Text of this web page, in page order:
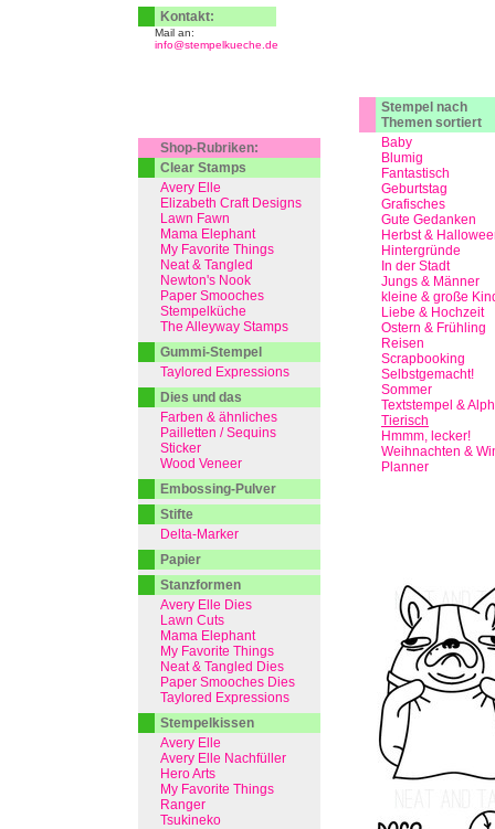
Stempel nach
Themen sortiert
Baby
Blumig
Fantastisch
Geburtstag
Grafisches
Gute Gedanken
Herbst &
Hintergründe
In der Stadt
Jungs & Männer
kleine & große
Liebe & Hochzeit
Ostern & Frühling
Reisen
Scrapbooking
Selbstgemacht!
Sommer
Textstempel &
Tierisch
Hmmm, lecker!
Weihnachten &
Planner
Kontakt:
Mail an:
info@stempelkueche.de
Shop-Rubriken:
Clear Stamps
Avery Elle
Elizabeth Craft Designs
Lawn Fawn
Mama Elephant
My Favorite Things
Neat & Tangled
Newton's Nook
Paper Smooches
Stempelküche
The Alleyway Stamps
Gummi-Stempel
Taylored Expressions
Dies und das
Farben & ähnliches
Pailletten / Sequins
Sticker
Wood Veneer
Embossing-Pulver
Stifte
Delta-Marker
Papier
Stanzformen
Avery Elle Dies
Lawn Cuts
Mama Elephant
My Favorite Things
Neat & Tangled Dies
Paper Smooches Dies
Taylored Expressions
Stempelkissen
Avery Elle
Avery Elle Nachfüller
Hero Arts
My Favorite Things
Ranger
Tsukineko